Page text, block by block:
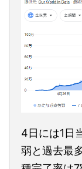
4日には1日
弱と過去最